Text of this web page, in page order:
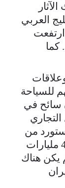
العربي
ارتفعت
كما
للسياحة
سائح في
كنا نستورد من
إيران، خاصة الغاز الطبيعي، حوالي 4 مليارات
يكن هناك